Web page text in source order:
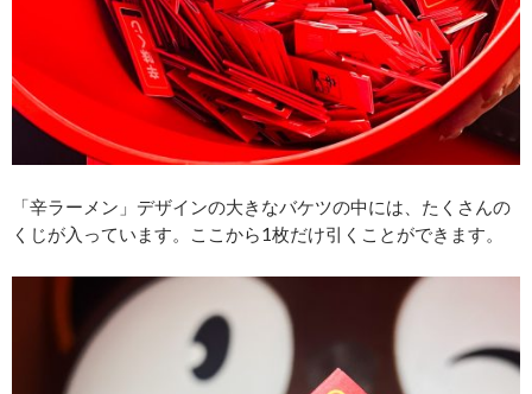
「辛ラーメン」デザインの大きなバケツの中には、たくさんの
くじが入っています。ここから1枚だけ引くことができます。